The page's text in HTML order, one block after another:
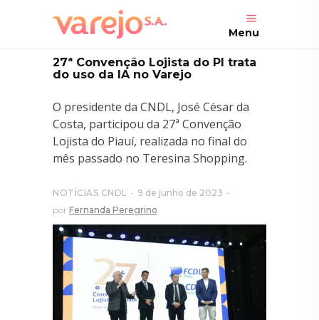
Menu
27ª Convenção Lojista do PI trata
do uso da IA no Varejo
O presidente da CNDL, José César da
Costa, participou da 27ª Convenção
Lojista do Piauí, realizada no final do
mês passado no Teresina Shopping.
NOTÍCIAS CNDL
9 de junho de 2023
por Fernanda Peregrino